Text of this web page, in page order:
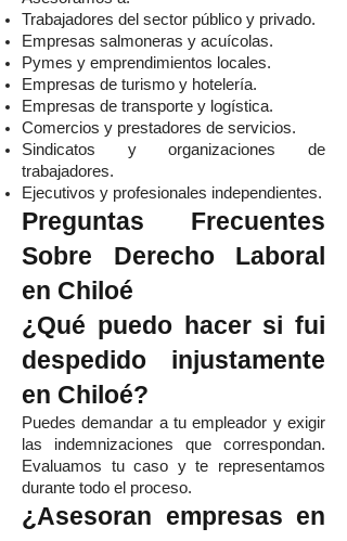
Trabajadores del sector público y privado.
Empresas salmoneras y acuícolas.
Pymes y emprendimientos locales.
Empresas de turismo y hotelería.
Empresas de transporte y logística.
Comercios y prestadores de servicios.
Sindicatos y organizaciones de
trabajadores.
Ejecutivos y profesionales independientes.
Preguntas Frecuentes
Sobre Derecho Laboral
en Chiloé
¿Qué puedo hacer si fui
despedido injustamente
en Chiloé?
Puedes demandar a tu empleador y exigir
las indemnizaciones que correspondan.
Evaluamos tu caso y te representamos
durante todo el proceso.
¿Asesoran empresas en